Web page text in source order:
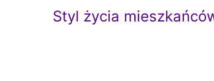
Styl życia